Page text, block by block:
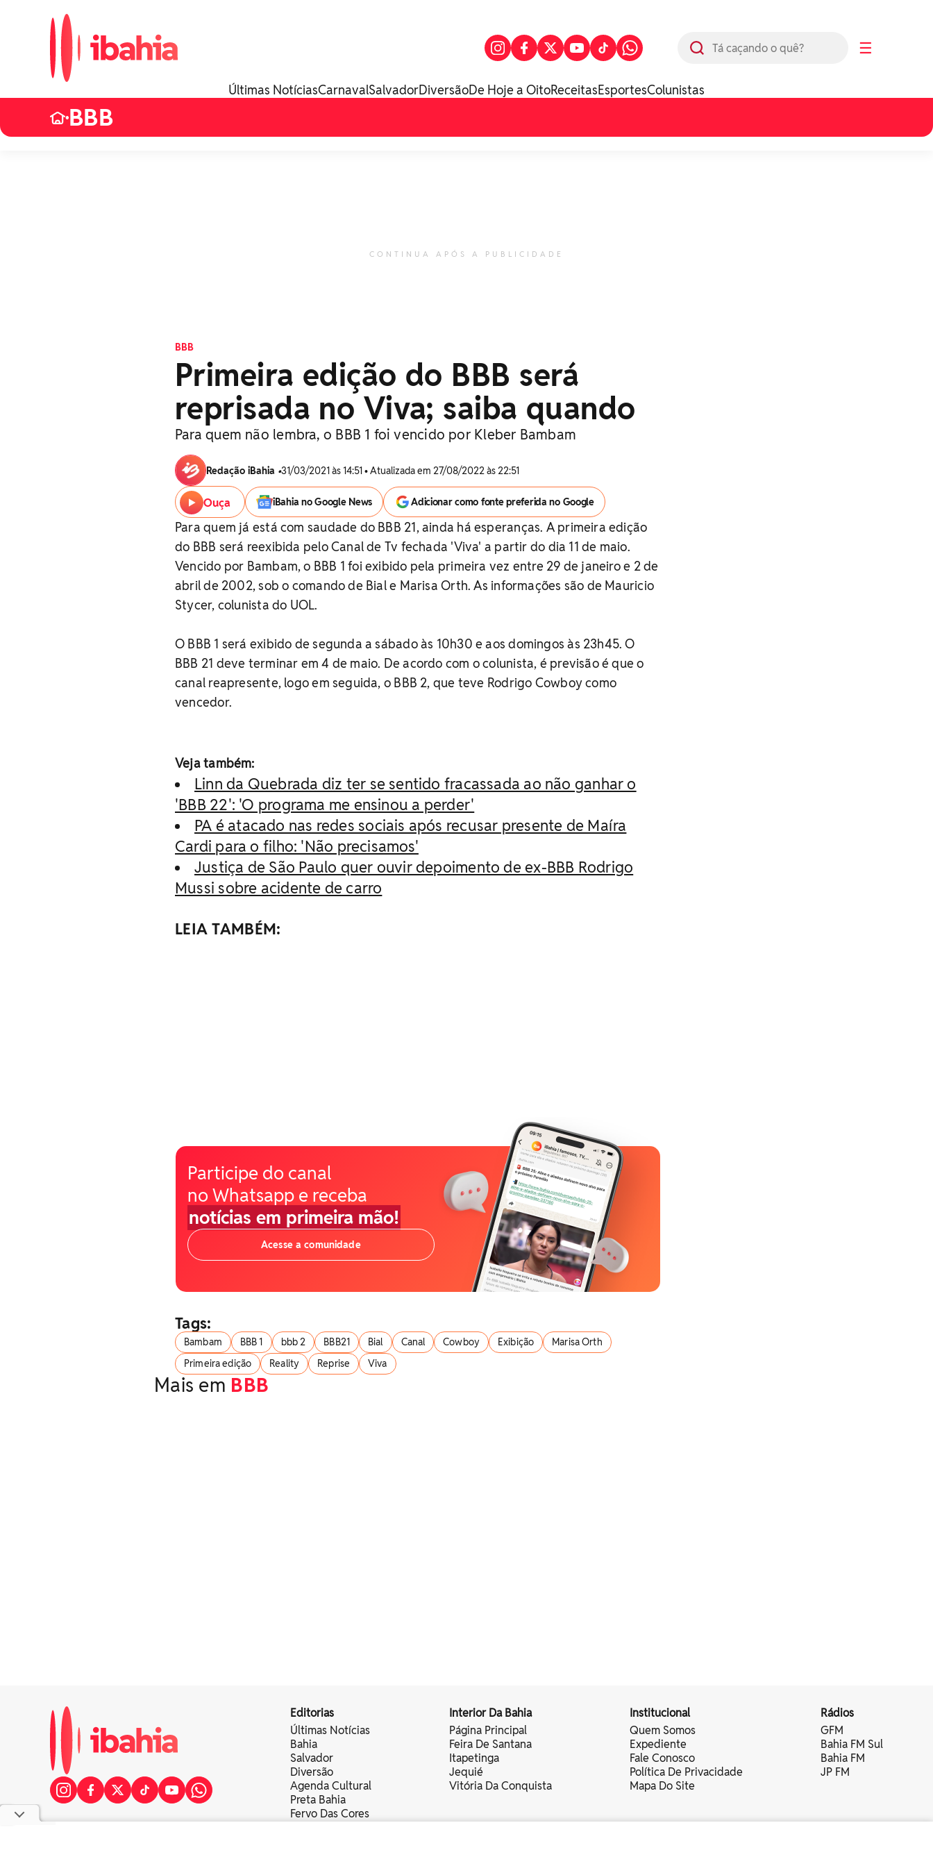
☰
Últimas NotíciasCarnavalSalvadorDiversãoDe Hoje a OitoReceitasEsportesColunistas
•BBB
CONTINUA APÓS A PUBLICIDADE
BBB
Primeira edição do BBB será
reprisada no Viva; saiba quando
Para quem não lembra, o BBB 1 foi vencido por Kleber Bambam
Redação iBahia •31/03/2021 às 14:51 • Atualizada em 27/08/2022 às 22:51
Ouça iBahia no Google News Adicionar como fonte preferida no Google
Para quem já está com saudade do BBB 21, ainda há esperanças. A primeira edição
do BBB será reexibida pelo Canal de Tv fechada 'Viva' a partir do dia 11 de maio.
Vencido por Bambam, o BBB 1 foi exibido pela primeira vez entre 29 de janeiro e 2 de
abril de 2002, sob o comando de Bial e Marisa Orth. As informações são de Mauricio
Stycer, colunista do UOL.
O BBB 1 será exibido de segunda a sábado às 10h30 e aos domingos às 23h45. O
BBB 21 deve terminar em 4 de maio. De acordo com o colunista, é previsão é que o
canal reapresente, logo em seguida, o BBB 2, que teve Rodrigo Cowboy como
vencedor.
Veja também:
Linn da Quebrada diz ter se sentido fracassada ao não ganhar o
'BBB 22': 'O programa me ensinou a perder'
PA é atacado nas redes sociais após recusar presente de Maíra
Cardi para o filho: 'Não precisamos'
Justiça de São Paulo quer ouvir depoimento de ex-BBB Rodrigo
Mussi sobre acidente de carro
LEIA TAMBÉM:
Participe do canal
no Whatsapp e receba
notícias em primeira mão!
Acesse a comunidade
Tags:
Bambam BBB 1 bbb 2 BBB21 Bial Canal Cowboy Exibição
Marisa Orth
Primeira edição
Reality Reprise Viva
Mais em BBB
Editorias
Últimas Notícias
Bahia
Salvador
Diversão
Agenda Cultural
Preta Bahia
Fervo Das Cores
Interior Da Bahia
Página Principal
Feira De Santana
Itapetinga
Jequié
Vitória Da Conquista
Institucional
Quem Somos
Expediente
Fale Conosco
Política De Privacidade
Mapa Do Site
Rádios
GFM
Bahia FM Sul
Bahia FM
JP FM